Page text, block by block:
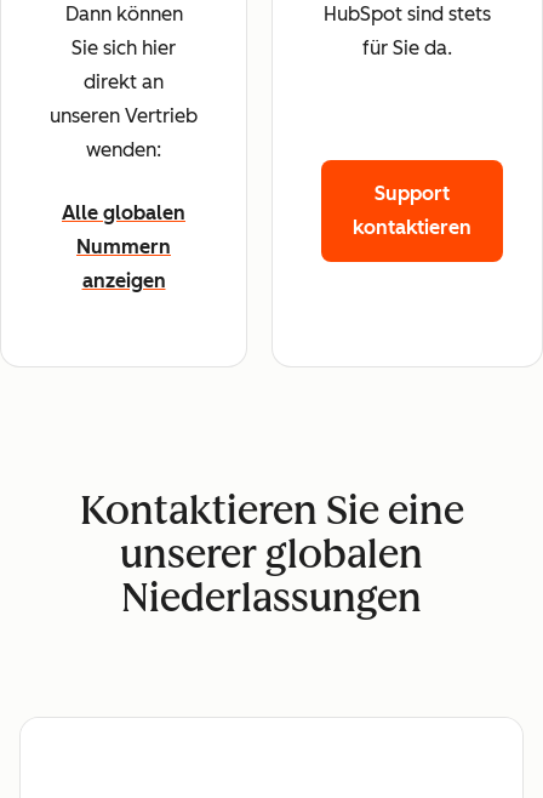
Dann können
Sie sich hier
direkt an
unseren Vertrieb
wenden:
Alle globalen
Nummern
anzeigen
HubSpot sind stets
für Sie da.
Support
kontaktieren
Kontaktieren Sie eine
unserer globalen
Niederlassungen